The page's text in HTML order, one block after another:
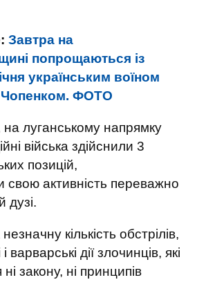
Завтра на
попрощаються із
українським воїном
ФОТО
луганському напрямку
війська здійснили 3
позицій,
свою активність переважно
дузі.
кількість обстрілів,
варварські дії злочинців, які
закону, ні принципів